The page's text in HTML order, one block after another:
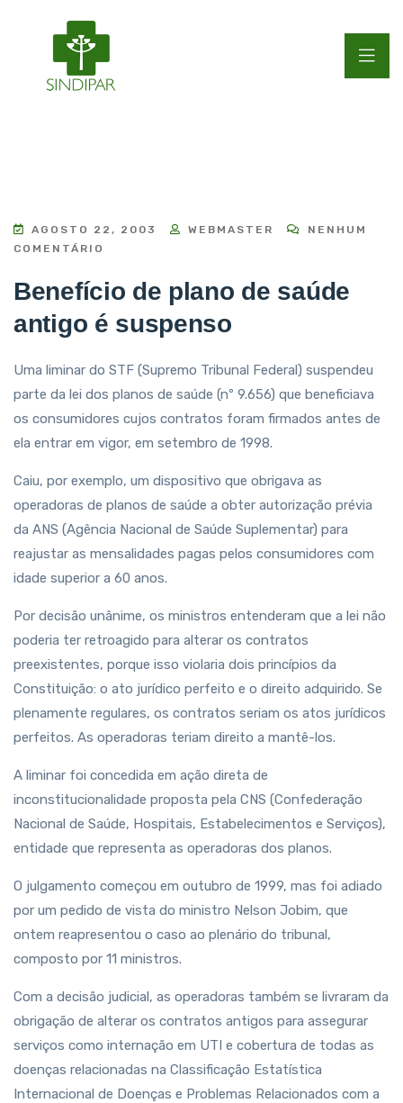
AGOSTO 22, 2003 WEBMASTER
NENHUM
COMENTÁRIO
Benefício de plano de saúde
antigo é suspenso
Uma liminar do STF (Supremo Tribunal Federal) suspendeu
parte da lei dos planos de saúde (nº 9.656) que beneficiava
os consumidores cujos contratos foram firmados antes de
ela entrar em vigor, em setembro de 1998.
Caiu, por exemplo, um dispositivo que obrigava as
operadoras de planos de saúde a obter autorização prévia
da ANS (Agência Nacional de Saúde Suplementar) para
reajustar as mensalidades pagas pelos consumidores com
idade superior a 60 anos.
Por decisão unânime, os ministros entenderam que a lei não
poderia ter retroagido para alterar os contratos
preexistentes, porque isso violaria dois princípios da
Constituição: o ato jurídico perfeito e o direito adquirido. Se
plenamente regulares, os contratos seriam os atos jurídicos
perfeitos. As operadoras teriam direito a mantê-los.
A liminar foi concedida em ação direta de
inconstitucionalidade proposta pela CNS (Confederação
Nacional de Saúde, Hospitais, Estabelecimentos e Serviços),
entidade que representa as operadoras dos planos.
O julgamento começou em outubro de 1999, mas foi adiado
por um pedido de vista do ministro Nelson Jobim, que
ontem reapresentou o caso ao plenário do tribunal,
composto por 11 ministros.
Com a decisão judicial, as operadoras também se livraram da
obrigação de alterar os contratos antigos para assegurar
serviços como internação em UTI e cobertura de todas as
doenças relacionadas na Classificação Estatística
Internacional de Doenças e Problemas Relacionados com a